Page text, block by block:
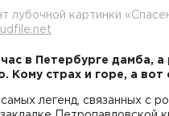
лубочной картинки
в Петербурге дамба,
Кому страх и горе, а
легенд, связанных с